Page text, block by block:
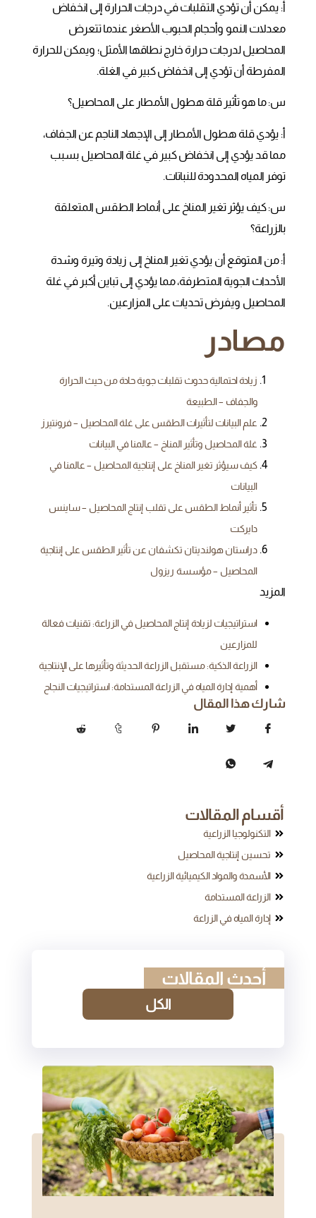
أ: يمكن أن تؤدي التقلبات في درجات الحرارة إلى انخفاض
معدلات النمو وأحجام الحبوب الأصغر عندما تتعرض
المحاصيل لدرجات حرارة خارج نطاقها الأمثل؛ ويمكن للحرارة
المفرطة أن تؤدي إلى انخفاض كبير في الغلة.
س: ما هو تأثير قلة هطول الأمطار على المحاصيل؟
أ: يؤدي قلة هطول الأمطار إلى الإجهاد الناجم عن الجفاف،
مما قد يؤدي إلى انخفاض كبير في غلة المحاصيل بسبب
توفر المياه المحدودة للنباتات.
س: كيف يؤثر تغير المناخ على أنماط الطقس المتعلقة
بالزراعة؟
أ: من المتوقع أن يؤدي تغير المناخ إلى زيادة وتيرة وشدة
الأحداث الجوية المتطرفة، مما يؤدي إلى تباين أكبر في غلة
المحاصيل ويفرض تحديات على المزارعين.
مصادر
زيادة احتمالية حدوث تقلبات جوية حادة من حيث الحرارة
والجفاف – الطبيعة
علم البيانات لتأثيرات الطقس على غلة المحاصيل – فرونتيرز
غلة المحاصيل وتأثير المناخ – عالمنا في البيانات
كيف سيؤثر تغير المناخ على إنتاجية المحاصيل – عالمنا في
البيانات
تأثير أنماط الطقس على تقلب إنتاج المحاصيل – ساينس
دايركت
دراستان هولنديتان تكشفان عن تأثير الطقس على إنتاجية
المحاصيل – مؤسسة ريزول
المزيد
استراتيجيات لزيادة إنتاج المحاصيل في الزراعة: تقنيات فعالة
للمزارعين
الزراعة الذكية: مستقبل الزراعة الحديثة وتأثيرها على الإنتاجية
أهمية إدارة المياه في الزراعة المستدامة: استراتيجيات النجاح
شارك هذا المقال
أقسام المقالات
التكنولوجيا الزراعية
تحسين إنتاجية المحاصيل
الأسمدة والمواد الكيميائية الزراعية
الزراعة المستدامة
إدارة المياه في الزراعة
أحدث المقالات
الكل